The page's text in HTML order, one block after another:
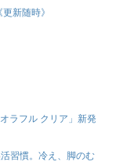
新随時》
ラフル クリア」新発
習慣。冷え、脚のむ